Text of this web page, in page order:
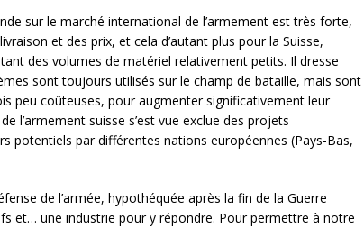
sur le marché international de l’armement est très forte,
et des prix, et cela d’autant plus pour la Suisse,
des volumes de matériel relativement petits. Il dresse
sont toujours utilisés sur le champ de bataille, mais sont
peu coûteuses, pour augmenter significativement leur
l’armement suisse s’est vue exclue des projets
potentiels par différentes nations européennes (Pays-Bas,
de l’armée, hypothéquée après la fin de la Guerre
et… une industrie pour y répondre. Pour permettre à notre